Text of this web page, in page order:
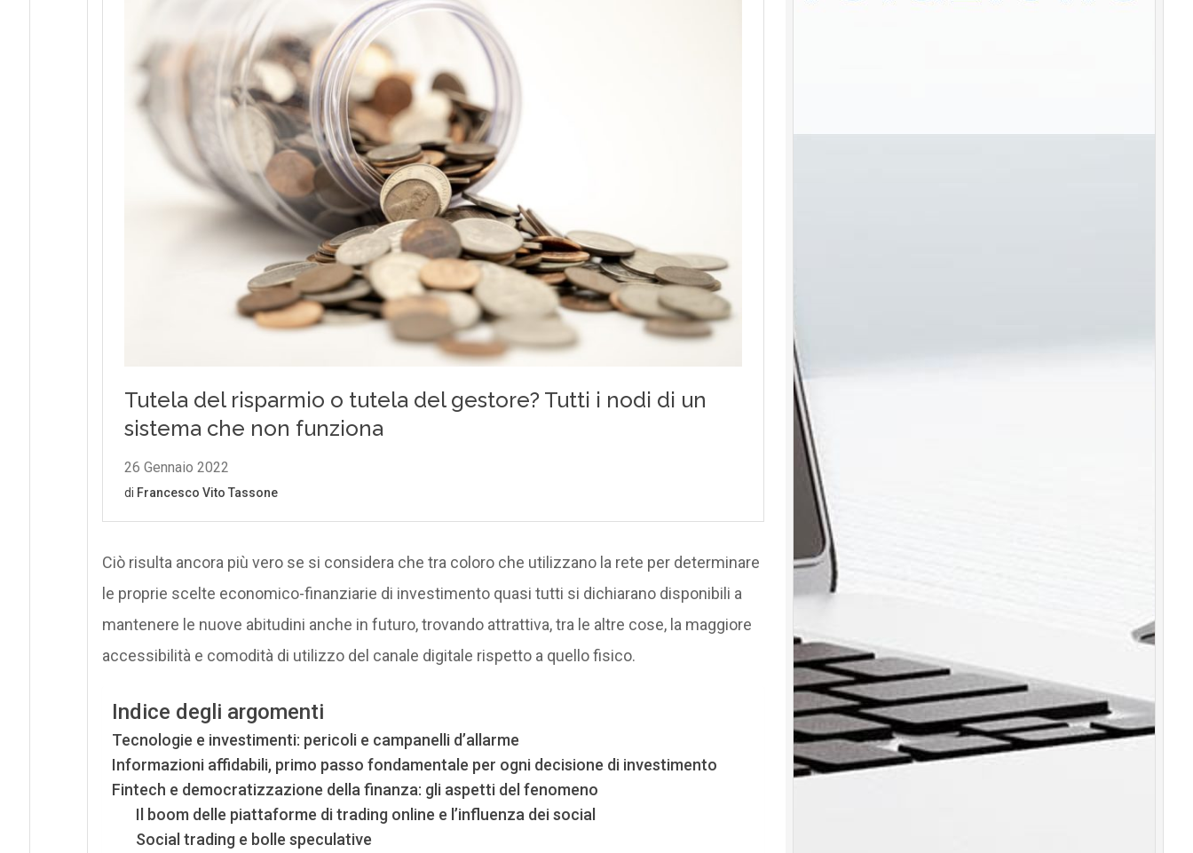
Ciò risulta ancora più vero se si considera che tra coloro che utilizzano la rete per determinare
le proprie scelte economico-finanziarie di investimento quasi tutti si dichiarano disponibili a
mantenere le nuove abitudini anche in futuro, trovando attrattiva, tra le altre cose, la maggiore
accessibilità e comodità di utilizzo del canale digitale rispetto a quello fisico.
Indice degli argomenti
Tecnologie e investimenti: pericoli e campanelli d’allarme
Informazioni affidabili, primo passo fondamentale per ogni decisione di investimento
Fintech e democratizzazione della finanza: gli aspetti del fenomeno
Il boom delle piattaforme di trading online e l’influenza dei social
Social trading e bolle speculative